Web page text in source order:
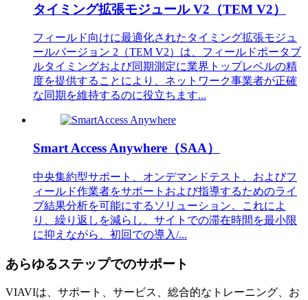
タイミング拡張モジュール V2（TEM V2）
フィールド向けに最適化されたタイミング拡張モジュ
ールバージョン 2（TEM V2）は、フィールドポータブ
ルタイミングおよび同期測定に業界トップレベルの精
度を提供することにより、ネットワーク事業者が正確
な同期を維持するのに役立ちます...
Smart Access Anywhere（SAA）
中央集約型サポート、オンデマンドテスト、およびフ
ィールド作業者をサポートおよび指導するためのライ
ブ結果分析を可能にするソリューション。これによ
り、繰り返しを減らし、サイトでの滞在時間を最小限
に抑えながら、初回での導入/...
あらゆるステップでのサポート
VIAVIは、サポート、サービス、総合的なトレーニング、お